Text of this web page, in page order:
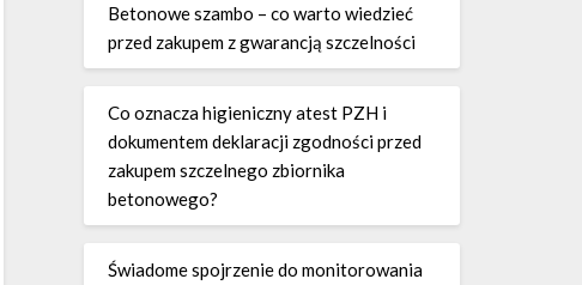
Betonowe szambo – co warto wiedzieć
przed zakupem z gwarancją szczelności
Co oznacza higieniczny atest PZH i
dokumentem deklaracji zgodności przed
zakupem szczelnego zbiornika
betonowego?
Świadome spojrzenie do monitorowania